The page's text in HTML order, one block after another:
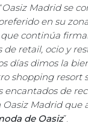
Oasiz Madrid se
en su
continúa
de retail, ocio y
días dimos la
shopping resort
encantados de
Oasiz Madrid que
de Oasiz”.